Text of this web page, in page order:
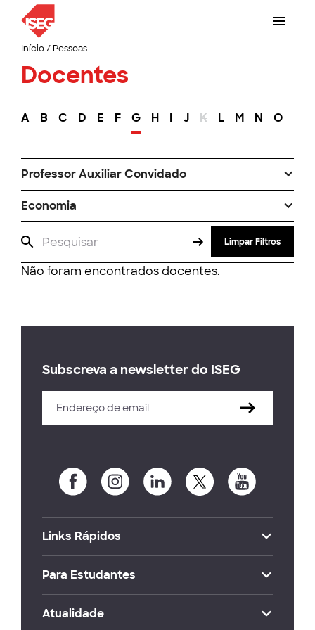
Início/ Pessoas
Docentes
A B C D E F G H I J K L M N O
Professor Auxiliar Convidado
Economia
Limpar Filtros
Não foram encontrados docentes.
Subscreva a newsletter do ISEG
Links Rápidos
Para Estudantes
Atualidade